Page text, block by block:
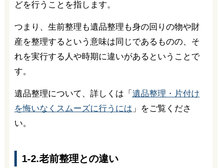
どを行うことを指します。
つまり、生前整理も遺品整理も身の回りの物や財
産を整理するという意味は同じであるものの、そ
れを実行する人や時期に違いがあるということで
す。
遺品整理について、詳しくは「 遺品整理・片付け
を悔いなくスムーズに行うには 」をご覧くださ
い。
1-2.老前整理との違い